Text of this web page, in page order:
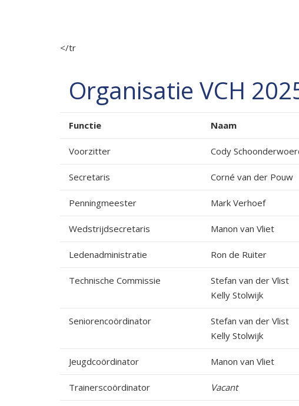
</tr
Organisatie VCH
Functie Naam
Voorzitter Cody
Secretaris Corné van der Pouw
Penningmeester Mark Verhoef
Wedstrijdsecretaris Manon van Vliet
Ledenadministratie Ron de Ruiter
Technische Commissie
Stefan van der Vlist
Kelly Stolwijk
Seniorencoördinator
Stefan van der Vlist
Kelly Stolwijk
Jeugdcoördinator Manon van Vliet
Trainerscoördinator Vacant